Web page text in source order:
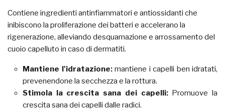
Contiene ingredienti antinfiammatori e antiossidanti che
inibiscono la proliferazione dei batteri e accelerano la
rigenerazione, alleviando desquamazione e arrossamento del
cuoio capelluto in caso di dermatiti.
Mantiene l'idratazione:mantiene i capelli ben idratati,
prevenendone la secchezza e la rottura.
Stimola la crescita sana dei capelli:Promuove la
crescita sana dei capelli dalle radici.